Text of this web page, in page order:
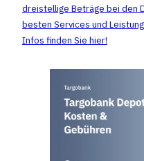
dreistellige Beträge bei den
besten Services und
Infos finden Sie hier!